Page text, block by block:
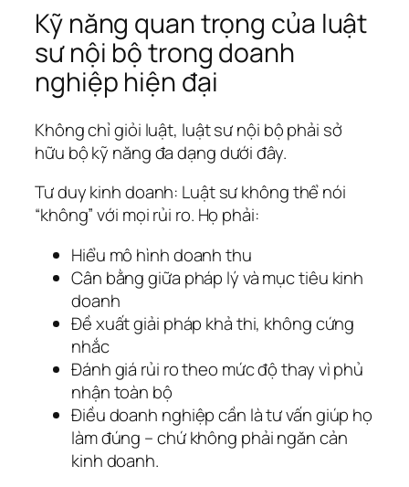
Kỹ năng quan trọng của luật
sư nội bộ trong doanh
nghiệp hiện đại
Không chỉ giỏi luật, luật sư nội bộ phải sở
hữu bộ kỹ năng đa dạng dưới đây.
Tư duy kinh doanh: Luật sư không thể nói
“không” với mọi rủi ro. Họ phải:
Hiểu mô hình doanh thu
Cân bằng giữa pháp lý và mục tiêu kinh
doanh
Đề xuất giải pháp khả thi, không cứng
nhắc
Đánh giá rủi ro theo mức độ thay vì phủ
nhận toàn bộ
Điều doanh nghiệp cần là tư vấn giúp họ
làm đúng – chứ không phải ngăn cản
kinh doanh.